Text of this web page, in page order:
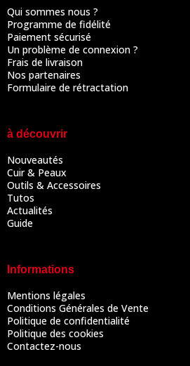
Qui sommes nous ?
Programme de fidélité
Paiement sécurisé
Un problème de connexion ?
Frais de livraison
Nos partenaires
Formulaire de rétractation
à découvrir
Nouveautés
Cuir & Peaux
Outils & Accessoires
Tutos
Actualités
Guide
Informations
Mentions légales
Conditions Générales de Vente
Politique de confidentialité
Politique des cookies
Contactez-nous